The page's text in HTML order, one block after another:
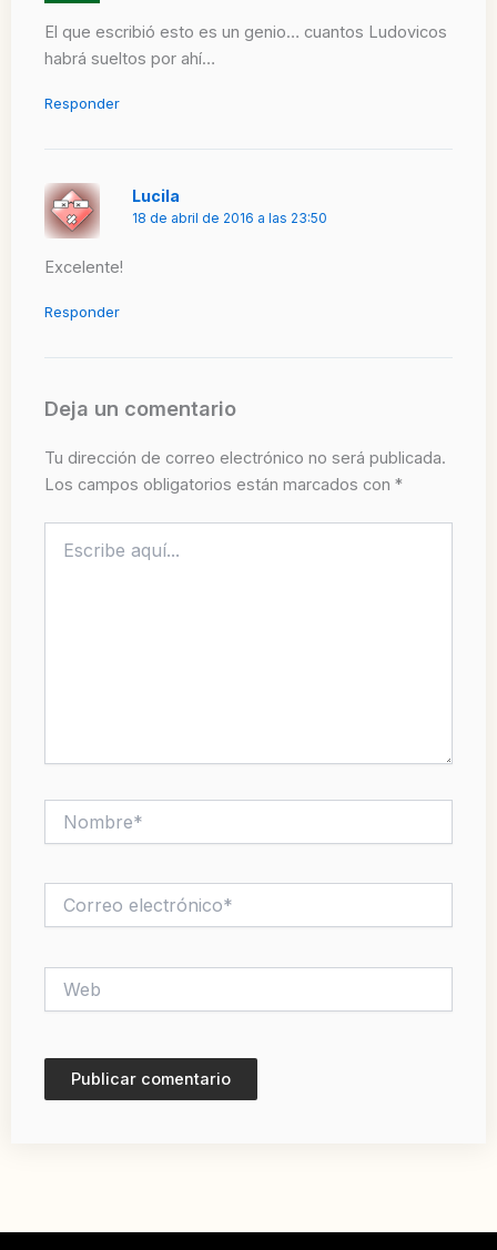
El que escribió esto es un genio… cuantos Ludovicos
habrá sueltos por ahí…
Responder
Lucila
18 de abril de 2016 a las 23:50
Excelente!
Responder
Deja un comentario
Tu dirección de correo electrónico no será publicada.
Los campos obligatorios están marcados con *
aquí...
electrónico*